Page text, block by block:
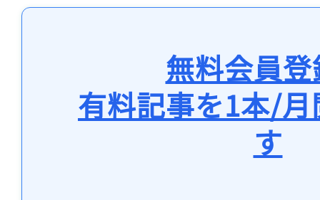
無料会員
有料記事を1本/
す